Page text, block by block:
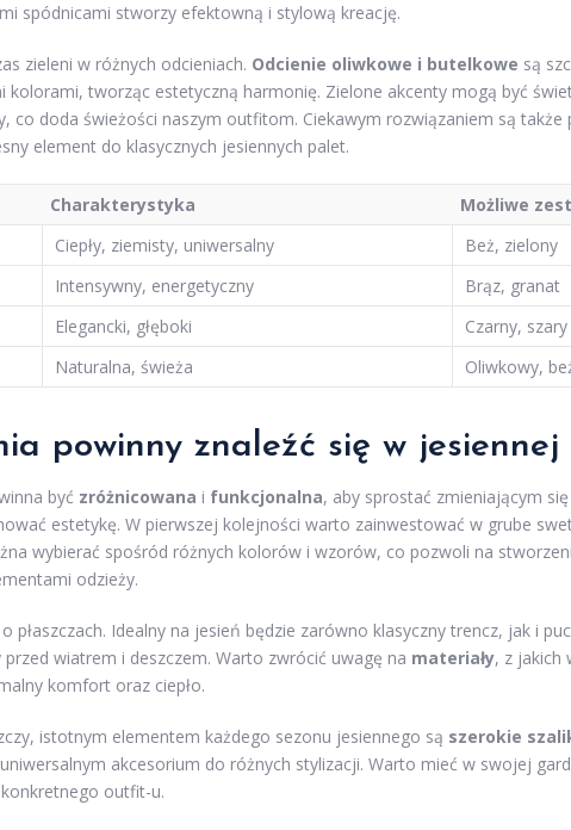
spódnicami stworzy efektowną i stylową kreację.
zieleni w różnych odcieniach. Odcienie oliwkowe i butelkowe są
kolorami, tworząc estetyczną harmonię. Zielone akcenty mogą być
co doda świeżości naszym outfitom. Ciekawym rozwiązaniem są
element do klasycznych jesiennych palet.
Charakterystyka
Możliwe
Ciepły, ziemisty, uniwersalny
Beż, zielony
Intensywny, energetyczny
Brąz, granat
Elegancki, głęboki
Czarny, szary
Naturalna, świeża Oliwkowy,
powinny znaleźć się w jesiennej
być zróżnicowana i funkcjonalna, aby sprostać zmieniającym
estetykę. W pierwszej kolejności warto zainwestować w grube
wybierać spośród różnych kolorów i wzorów, co pozwoli na
odzieży.
płaszczach. Idealny na jesień będzie zarówno klasyczny trencz, jak i
przed wiatrem i deszczem. Warto zwrócić uwagę na materiały, z jakich
komfort oraz ciepło.
istotnym elementem każdego sezonu jesiennego są szerokie
akcesorium do różnych stylizacji. Warto mieć w swojej
outfit-u.